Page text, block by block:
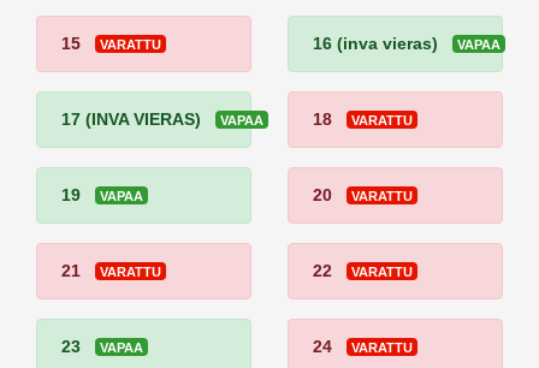
15 VARATTU 16 (inva vieras) VAPAA
17 (INVA VIERAS) VAPAA 18 VARATTU
19 VAPAA 20 VARATTU
21 VARATTU 22 VARATTU
23 VAPAA 24 VARATTU